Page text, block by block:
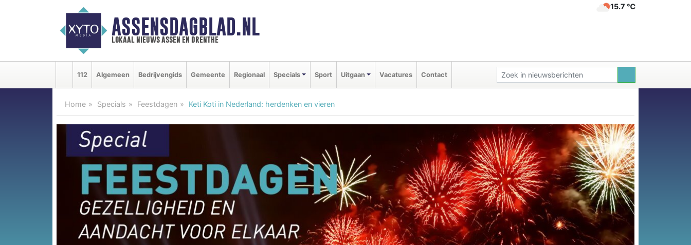
ASSENSDAGBLAD.NL
lokaal nieuws assen en drenthe
15.7 ℃
112 Algemeen Bedrijvengids Gemeente Regionaal Specials Sport Uitgaan Vacatures Contact
Home Specials Feestdagen Keti Koti in Nederland: herdenken en vieren